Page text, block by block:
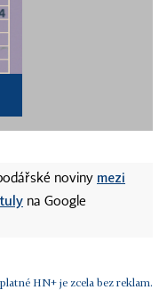
noviny mezi
na Google
HN+ je zcela bez reklam.